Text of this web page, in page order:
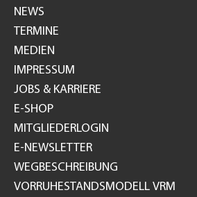
NEWS
TERMINE
MEDIEN
IMPRESSUM
JOBS & KARRIERE
E-SHOP
MITGLIEDERLOGIN
E-NEWSLETTER
WEGBESCHREIBUNG
VORRUHESTANDSMODELL VRM